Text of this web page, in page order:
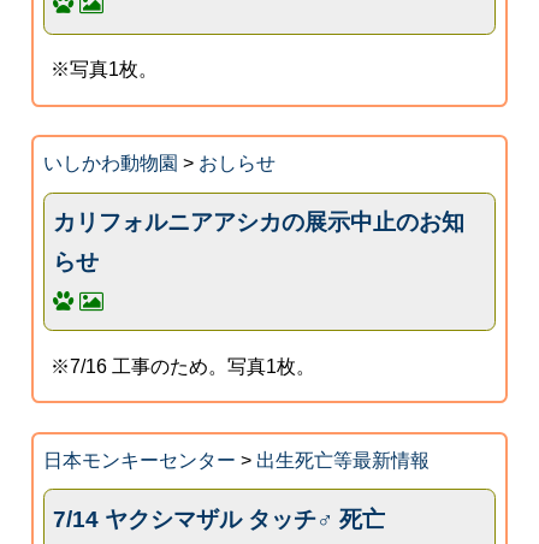
※写真1枚。
いしかわ動物園 > おしらせ
カリフォルニアアシカの展示中止のお知
らせ
※7/16 工事のため。写真1枚。
日本モンキーセンター > 出生死亡等最新情報
7/14 ヤクシマザル タッチ♂ 死亡